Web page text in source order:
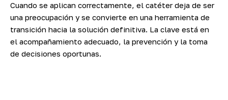
Cuando se aplican correctamente, el catéter deja de ser
una preocupación y se convierte en una herramienta de
transición hacia la solución definitiva. La clave está en
el acompañamiento adecuado, la prevención y la toma
de decisiones oportunas.